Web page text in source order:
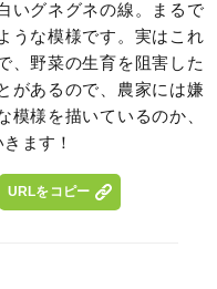
いグネグネの線。まるで
うな模様です。実はこれ
、野菜の生育を阻害した
があるので、農家には嫌
模様を描いているのか、
ます！
URLをコピー